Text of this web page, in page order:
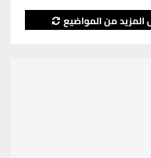
المزيد من المواضيع